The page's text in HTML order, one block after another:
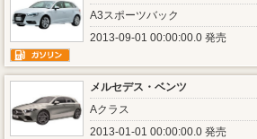
A3スポーツバック
2013-09-01 00:00:00.0 発売
メルセデス・ベンツ
Aクラス
2013-01-01 00:00:00.0 発売